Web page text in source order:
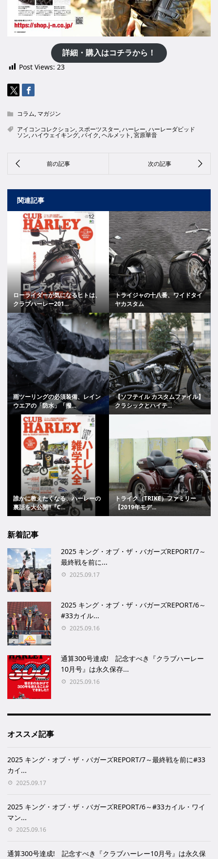
詳細・購入はコチラから！
Post Views: 23
コラム, マガジン
アイコンコレクション, スポーツスター,ハーレー,ハーレーダビッド
ソン,ハイウェイキング,バイク,ヘルメット ,宮原華音
関連記事
ローライダーが気になるヒトは、
クラブハーレー201...
トライジャの十八番、ワイドタイ
ヤカスタム
雨ツーリングの必須装備、レイン
ウエアの「防水」「撥...
【ソフテイル カスタムファイル】
クラシックとハイテ...
誰かに教えたくなる、ハーレーの
裏話を大公開!!『C...
トライク（TRIKE）ファミリー
【2019年モデ...
新着記事
2025 キング・オブ・ザ・バガーズREPORT/7～
最終戦を前に...
2025.09.17
2025 キング・オブ・ザ・バガーズREPORT/6～
#33カイル...
2025.09.16
通算300号達成! 記念すべき『クラブハーレー
10月号』は永久保存...
2025.09.16
オススメ記事
2025 キング・オブ・ザ・バガーズREPORT/7～最終戦を前に#33
カイ...
2025.09.17
2025 キング・オブ・ザ・バガーズREPORT/6～#33カイル・ワイ
マン...
2025.09.16
通算300号達成! 記念すべき『クラブハーレー10月号』は永久保